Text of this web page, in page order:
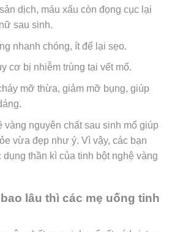
dịch, máu xấu còn đọng cục lại
sau sinh.
nhanh chóng, ít để lại sẹo.
cơ bị nhiễm trùng tại vết mổ.
mỡ thừa, giảm mỡ bụng, giúp
vàng nguyên chất sau sinh mổ giúp
vừa đẹp như ý. Vì vậy, các bạn
thần kì của tinh bột nghệ vàng
lâu thì các mẹ uống tinh